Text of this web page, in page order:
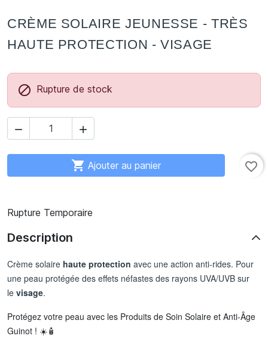
CRÈME SOLAIRE JEUNESSE - TRÈS
HAUTE PROTECTION - VISAGE
 Rupture de stock
 
 Ajouter au panier favorite_border
Rupture Temporaire
Description
Crème solaire haute protection avec une action anti-rides. Pour
une peau protégée des effets néfastes des rayons UVA/UVB sur
le visage.
Protégez votre peau avec les Produits de Soin Solaire et Anti-Âge
Guinot ! ☀️🧴